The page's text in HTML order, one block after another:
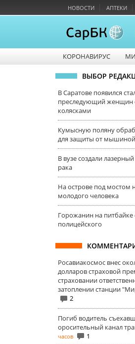
НОВОСТИ АПТЕКИ
КОРОНАВИРУС
ВЫБОР
В Саратове появился
преследующий женщин
колясками
Кумысную поляну
для защиты от
В вузе создали
рака
На острове под мостом
молодого человека
Горожанин на питбайке
полицейского
Росавиакосмос внес
долларов страховой
страховании
затоплении станции
2
Погиб водитель
оросительный канал
часов
1